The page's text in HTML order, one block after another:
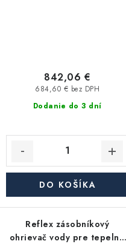
Dodanie do 3 dní
684,60 € bez DPH
842,06 €
DO KOŠÍKA
Reflex zásobníkový
ohrievač vody pre tepelné